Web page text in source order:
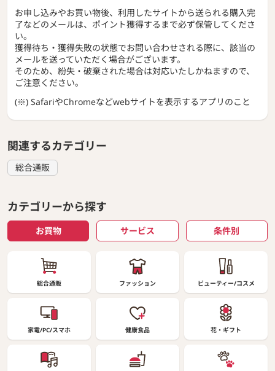
お申し込みやお買い物後、利用したサイトから送られる購入完
了などのメールは、ポイント獲得するまで必ず保管してくださ
い。
獲得待ち・獲得失敗の状態でお問い合わせされる際に、該当の
メールを送っていただく場合がございます。
そのため、紛失・破棄された場合は対応いたしかねますので、
ご注意ください。
(※) SafariやChromeなどwebサイトを表示するアプリのこと
関連するカテゴリー
総合通販
カテゴリーから探す
お買物 サービス 条件別
総合通販 ファッション ビューティー/コスメ
家電/PC/スマホ 健康食品 花・ギフト